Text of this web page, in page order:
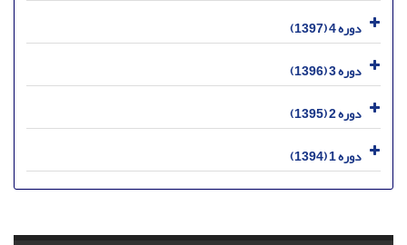
دوره 4 (1397)
دوره 3 (1396)
دوره 2 (1395)
دوره 1 (1394)